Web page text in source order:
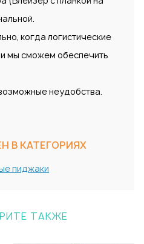
когда логистические
мы сможем обеспечить
неудобства.
В КАТЕГОРИЯХ
пиджаки
ТАКЖЕ